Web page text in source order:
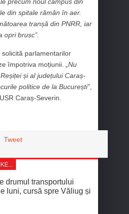
din spitale rămân în aer.
tranșă din PNRR, iar
opri brusc”.
parlamentarilor
împotriva moțiunii.
„Nu
și al județului Caraș-
politice de la București”
Caraș-Severin.
Tweet
drumul transportului
luni, cursă spre Văliug și